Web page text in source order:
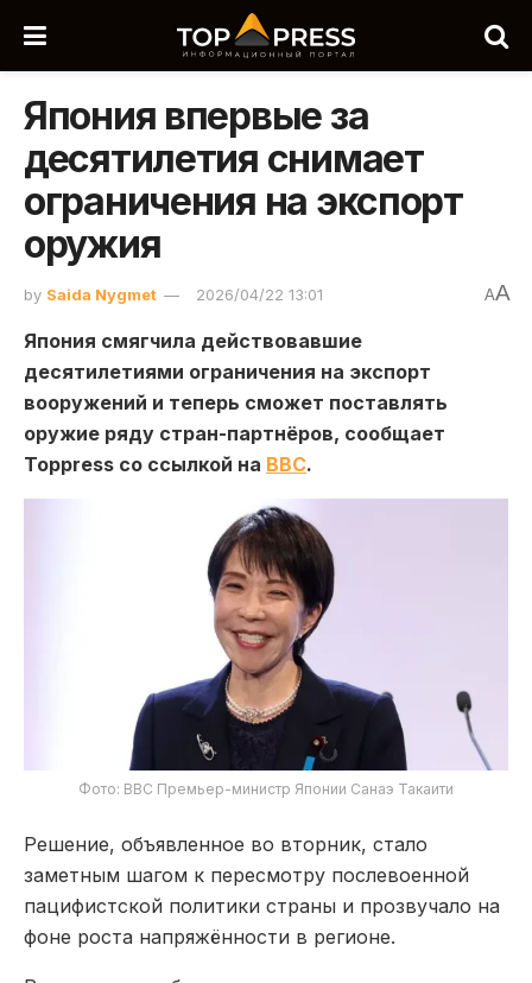
Япония впервые за
десятилетия снимает
ограничения на экспорт
оружия
by Saida Nygmet 2026/04/22 13:01 AA
Япония смягчила действовавшие
десятилетиями ограничения на экспорт
вооружений и теперь сможет поставлять
оружие ряду стран-партнёров, сообщает
Toppress со ссылкой на BBC.
Фото: BBC Премьер-министр Японии Санаэ Такаити
Решение, объявленное во вторник, стало
заметным шагом к пересмотру послевоенной
пацифистской политики страны и прозвучало на
фоне роста напряжённости в регионе.